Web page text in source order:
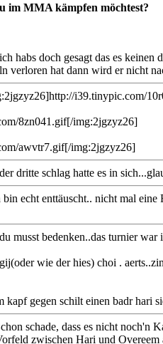
im MMA kämpfen möchtest?
ich habs doch gesagt das es keinen
verloren hat dann wird er nicht
i39.tinypic.com/
8zn041.gif[/img:2jgzyz26]
awvtr7.gif[/img:2jgzyz26]
der dritte schlag hatte es in
bin echt enttäuscht.. nicht mal eine
du musst bedenken..das turnier
wie der hies) choi .
gegen schilt einen badr hari
schade, dass es nicht noch'n
zwischen Hari und Overeem